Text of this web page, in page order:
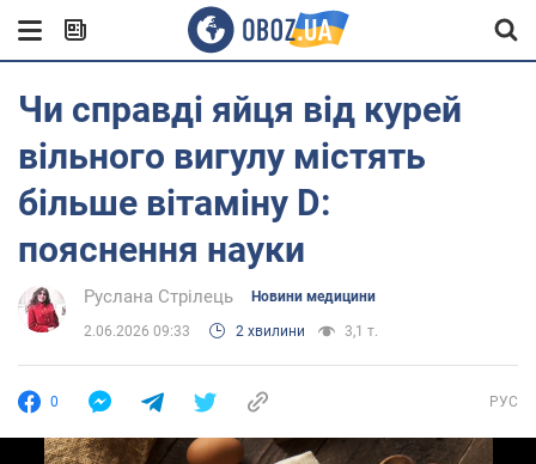
Чи справді яйця від курей
вільного вигулу містять
більше вітаміну D:
пояснення науки
Руслана Стрілець Новини медицини
2.06.2026 09:33 2 хвилини 3,1 т.
0 РУС